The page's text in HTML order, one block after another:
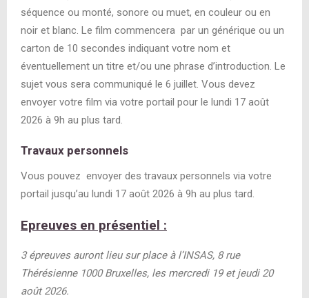
séquence ou monté, sonore ou muet, en couleur ou en
noir et blanc. Le film commencera par un générique ou un
carton de 10 secondes indiquant votre nom et
éventuellement un titre et/ou une phrase d’introduction. Le
sujet vous sera communiqué le 6 juillet. Vous devez
envoyer votre film via votre portail pour le lundi 17 août
2026 à 9h au plus tard.
Travaux personnels
Vous pouvez envoyer des travaux personnels via votre
portail jusqu’au lundi 17 août 2026 à 9h au plus tard.
Epreuves en présentiel :
3 épreuves auront lieu sur place à l’INSAS, 8 rue
Thérésienne 1000 Bruxelles, les mercredi 19 et jeudi 20
août 2026.